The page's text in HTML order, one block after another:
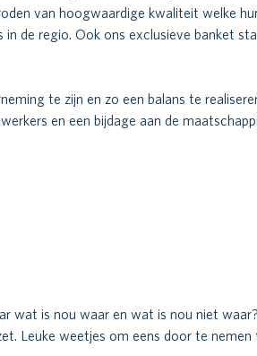
van hoogwaardige kwaliteit welke
in de regio. Ook ons exclusieve banket
te zijn en zo een balans te
en een bijdage aan de
wat is nou waar en wat is nou niet
Leuke weetjes om eens door te nemen